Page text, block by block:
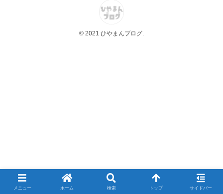
© 2021 ひやまんブログ.
メニュー ホーム 検索 トップ サイドバー